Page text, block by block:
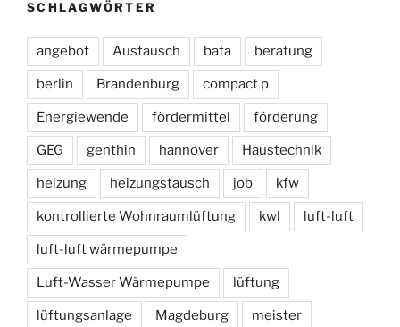
SCHLAGWÖRTER
angebot Austausch bafa beratung
berlin Brandenburg compact p
Energiewende fördermittel förderung
GEG genthin hannover Haustechnik
heizung heizungstausch job kfw
kontrollierte Wohnraumlüftung kwl luft-luft
luft-luft wärmepumpe
Luft-Wasser Wärmepumpe lüftung
lüftungsanlage Magdeburg meister